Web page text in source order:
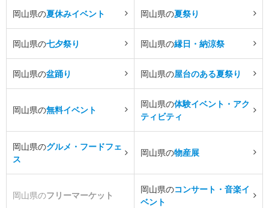
岡山県の夏休みイベント 岡山県の夏祭り
岡山県の七夕祭り 岡山県の縁日・納涼祭
岡山県の盆踊り 岡山県の屋台のある夏祭り
岡山県の無料イベント
岡山県の体験イベント・アク
ティビティ
岡山県のグルメ・フードフェ
ス
岡山県の物産展
岡山県のフリーマーケット
岡山県のコンサート・音楽イ
ベント